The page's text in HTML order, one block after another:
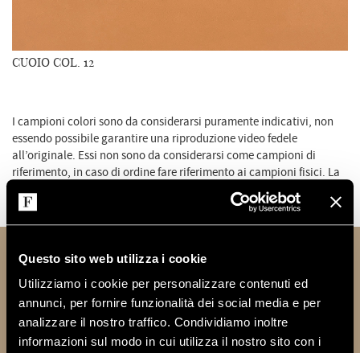
Questo sito web utilizza i cookie
Utilizziamo i cookie per personalizzare contenuti ed
annunci, per fornire funzionalità dei social media e per
analizzare il nostro traffico. Condividiamo inoltre
informazioni sul modo in cui utilizza il nostro sito con i
CUOIO COL. 12
I campioni colori sono da considerarsi puramente indicativi, non
essendo possibile garantire una riproduzione video fedele
all’originale. Essi non sono da considerarsi come campioni di
riferimento, in caso di ordine fare riferimento ai campioni fisici. La
qualità del colore dipende dal sistema video utilizzato che può
risultare differente da dispositivo a dispositivo.
Materiale che garantisce spessore e rigidità adatto al rivestimento